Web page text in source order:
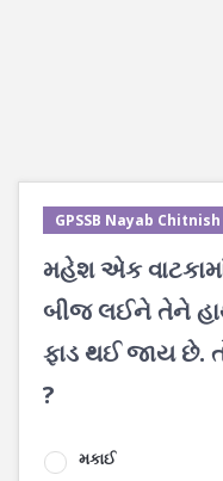
GPSSB Nayab
મહેશ એક
બીજ લઈને તેને
ફાડ થઈ જાય છે.
?
મકાઈ